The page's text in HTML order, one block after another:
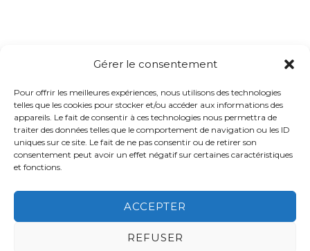
Gérer le consentement
Pour offrir les meilleures expériences, nous utilisons des technologies
telles que les cookies pour stocker et/ou accéder aux informations des
appareils. Le fait de consentir à ces technologies nous permettra de
traiter des données telles que le comportement de navigation ou les ID
uniques sur ce site. Le fait de ne pas consentir ou de retirer son
consentement peut avoir un effet négatif sur certaines caractéristiques
et fonctions.
ACCEPTER
REFUSER